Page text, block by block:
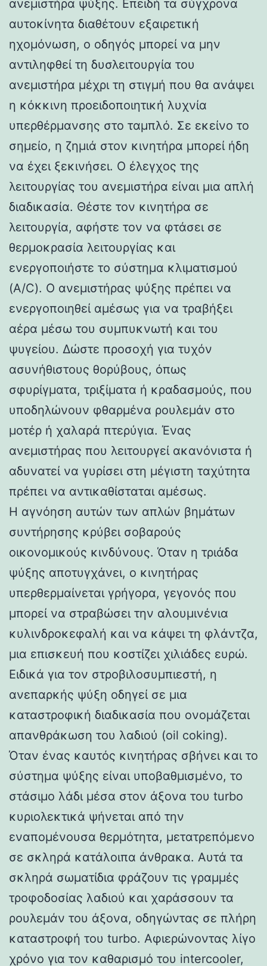
ανεμιστήρα ψύξης. Επειδή τα σύγχρονα
αυτοκίνητα διαθέτουν εξαιρετική
ηχομόνωση, ο οδηγός μπορεί να μην
αντιληφθεί τη δυσλειτουργία του
ανεμιστήρα μέχρι τη στιγμή που θα ανάψει
η κόκκινη προειδοποιητική λυχνία
υπερθέρμανσης στο ταμπλό. Σε εκείνο το
σημείο, η ζημιά στον κινητήρα μπορεί ήδη
να έχει ξεκινήσει. Ο έλεγχος της
λειτουργίας του ανεμιστήρα είναι μια απλή
διαδικασία. Θέστε τον κινητήρα σε
λειτουργία, αφήστε τον να φτάσει σε
θερμοκρασία λειτουργίας και
ενεργοποιήστε το σύστημα κλιματισμού
(A/C). Ο ανεμιστήρας ψύξης πρέπει να
ενεργοποιηθεί αμέσως για να τραβήξει
αέρα μέσω του συμπυκνωτή και του
ψυγείου. Δώστε προσοχή για τυχόν
ασυνήθιστους θορύβους, όπως
σφυρίγματα, τριξίματα ή κραδασμούς, που
υποδηλώνουν φθαρμένα ρουλεμάν στο
μοτέρ ή χαλαρά πτερύγια. Ένας
ανεμιστήρας που λειτουργεί ακανόνιστα ή
αδυνατεί να γυρίσει στη μέγιστη ταχύτητα
πρέπει να αντικαθίσταται αμέσως.
Η αγνόηση αυτών των απλών βημάτων
συντήρησης κρύβει σοβαρούς
οικονομικούς κινδύνους. Όταν η τριάδα
ψύξης αποτυγχάνει, ο κινητήρας
υπερθερμαίνεται γρήγορα, γεγονός που
μπορεί να στραβώσει την αλουμινένια
κυλινδροκεφαλή και να κάψει τη φλάντζα,
μια επισκευή που κοστίζει χιλιάδες ευρώ.
Ειδικά για τον στροβιλοσυμπιεστή, η
ανεπαρκής ψύξη οδηγεί σε μια
καταστροφική διαδικασία που ονομάζεται
απανθράκωση του λαδιού (oil coking).
Όταν ένας καυτός κινητήρας σβήνει και το
σύστημα ψύξης είναι υποβαθμισμένο, το
στάσιμο λάδι μέσα στον άξονα του turbo
κυριολεκτικά ψήνεται από την
εναπομένουσα θερμότητα, μετατρεπόμενο
σε σκληρά κατάλοιπα άνθρακα. Αυτά τα
σκληρά σωματίδια φράζουν τις γραμμές
τροφοδοσίας λαδιού και χαράσσουν τα
ρουλεμάν του άξονα, οδηγώντας σε πλήρη
καταστροφή του turbo. Αφιερώνοντας λίγο
χρόνο για τον καθαρισμό του intercooler,